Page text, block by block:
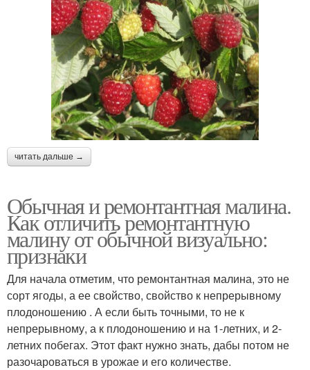
читать дальше →
Обычная и ремонтантная малина.
Как отличить ремонтантную
малину от обычной визуально:
признаки
Для начала отметим, что ремонтантная малина, это не
сорт ягоды, а ее свойство, свойство к непрерывному
плодоношению . А если быть точными, то не к
непрерывному, а к плодоношению и на 1-летних, и 2-
летних побегах. Этот факт нужно знать, дабы потом не
разочароваться в урожае и его количестве.